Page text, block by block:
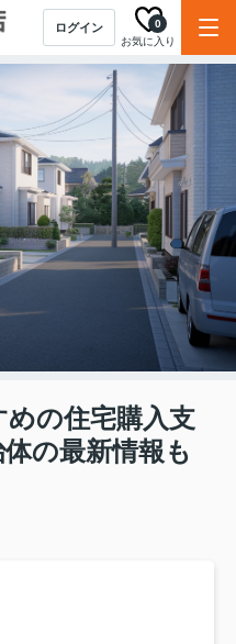
ログイン
お気に入り
0
の住宅購入支
の最新情報も